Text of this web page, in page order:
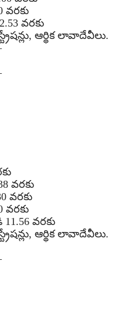
వరకు
వరకు
ఆర్థిక లావాదేవీలు.
వరకు
వరకు
వరకు
వరకు
ఆర్థిక లావాదేవీలు.